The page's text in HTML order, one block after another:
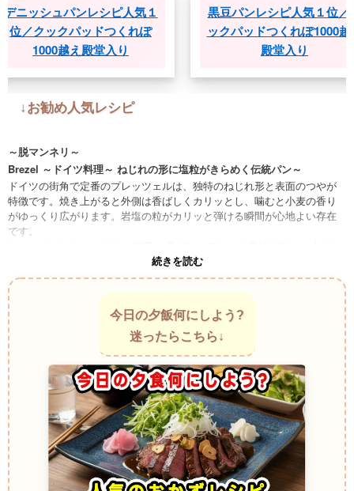
ュパンレシピ人気１
ックパッドつくれぽ
越え殿堂入り
黒豆パンレシピ人気１位／ク
ックパッドつくれぽ1000越え
殿堂入り
↓お勧め人気レシピ
～脱マンネリ～
Brezel ～ドイツ料理～ ねじれの形に塩粒がきらめく伝統パン～
ドイツの街角で定番のプレッツェルは、独特のねじれ形と表面のつやが
特徴です。焼き上がると外側は香ばしくカリッとし、噛むと小麦の香り
がゆっくり広がります。岩塩の粒がカリッと弾ける瞬間が心地よい存在
です。
プレッツェル生地を小型のロールにしたもので、外皮の独特な香ばしさ
がより強く感じられます。かじると軽い抵抗のあとにふわっと中身がほ
どけ、ビールと合わせたくなる味わいです。
Pretzel Bun ～アメリカ料理～ バーガー文化に溶け込んだもっちり塩パ
ン～
ドイツ系移民の文化から広まり、ハンバーガー用バンズとして人気にな
ったプレッツェルパンです。外はしっかり香ばしく、中は柔らかく弾力
があります。肉の旨味をしっかり受け止める存在感があります。
Soft Pretzel ～アメリカ料理～ 屋台で湯気をまとって登場する巨大ねじ
りパン～
焼きたては表面がしっとりと柔らかく、軽く塩が振られています。ちぎ
ると中から湯気が立ち、もちっとした生地がゆっくり戻る感覚がありま
す。マスタードとの相性も定番です。
Pretzel Roll ～オーストリア料理～ 小麦の香りと塩気が凝縮した丸いプ
続きを読む
今日の夕飯何にしよう?
迷ったらこちら↓